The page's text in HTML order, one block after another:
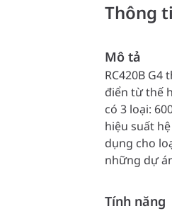
Thông
Mô tả
RC420B
điển từ thế
có 3 loại:
hiệu suất
dụng cho
những dự
giác cho văn
Tính năng